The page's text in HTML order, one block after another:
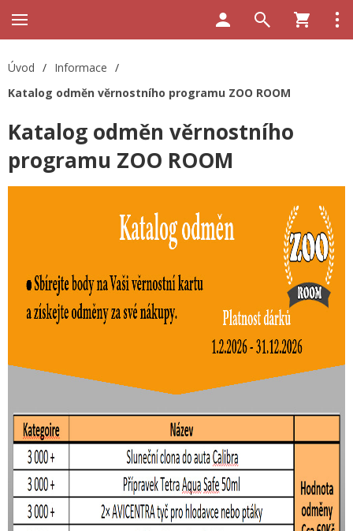
Úvod / Informace /
Katalog odměn věrnostního programu ZOO ROOM
Katalog odměn věrnostního
programu ZOO ROOM